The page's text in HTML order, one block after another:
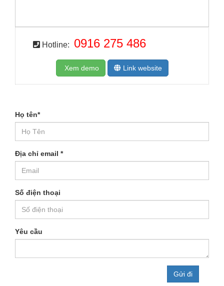
Hotline: 0916 275 486
Xem demo Link website
Họ tên*
Địa chỉ email *
Số điện thoại
Yêu cầu